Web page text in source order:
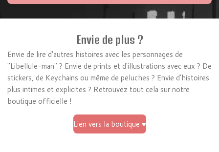
Envie de plus ?
Envie de lire d'autres histoires avec les personnages de
"Libellule-man" ? Envie de prints et d'illustrations avec eux ? De
stickers, de Keychains ou même de peluches ? Envie d'histoires
plus intimes et explicites ? Retrouvez tout cela sur notre
boutique officielle !
Lien vers la boutique ♥